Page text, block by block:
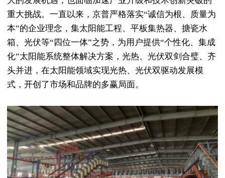
重大挑战。一直以来，京普严格落实“诚信为根、质量为
本”的企业理念，集太阳能工程、平板集热器、搪瓷水
箱、光伏等“四位一体”之势，为用户提供“个性化、集成
化”太阳能系统整体解决方案，光热、光伏双剑合璧、齐
头并进，在太阳能领域实现光热、光伏双驱动发展模
式，开创了市场和品牌的多赢局面。